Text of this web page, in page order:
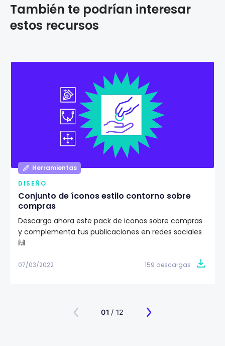
También te podrían interesar
estos recursos
Herramientas
DISEÑO
Conjunto de íconos estilo contorno sobre
compras
Descarga ahora este pack de iconos sobre compras
y complementa tus publicaciones en redes sociales
🙌
07/03/2022 159 descargas
01 / 12